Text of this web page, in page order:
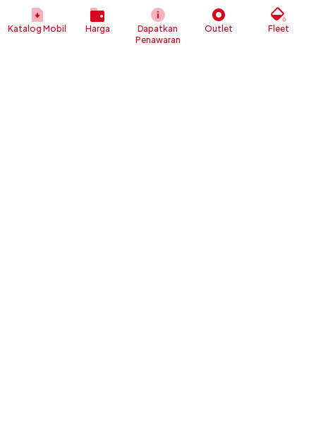
Katalog Mobil Harga
Dapatkan
Penawaran
Outlet Fleet